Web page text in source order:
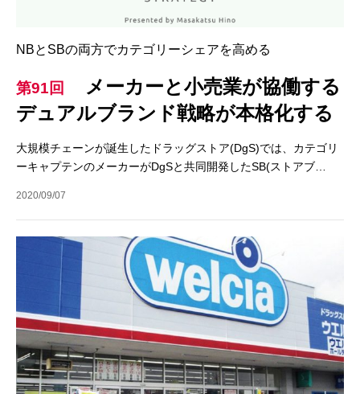
NBとSBの両方でカテゴリーシェアを高める
第91回
メーカーと小売業が協働する
デュアルブランド戦略が本格化する
大規模チェーンが誕生したドラッグストア(DgS)では、カテゴリ
ーキャプテンのメーカーがDgSと共同開発したSB(ストアブ…
2020/09/07